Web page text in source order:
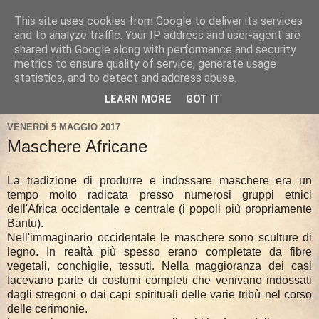
VENERDÌ 5 MAGGIO 2017
Maschere Africane
La tradizione di produrre e indossare maschere era un
tempo molto radicata presso numerosi gruppi etnici
dell'Africa occidentale e centrale (i popoli più propriamente
Bantu).
Nell'immaginario occidentale le maschere sono sculture di
legno. In realtà più spesso erano completate da fibre
vegetali, conchiglie, tessuti. Nella maggioranza dei casi
facevano parte di costumi completi che venivano indossati
dagli stregoni o dai capi spirituali delle varie tribù nel corso
delle cerimonie.
This site uses cookies from Google to deliver its services
and to analyze traffic. Your IP address and user-agent are
shared with Google along with performance and security
metrics to ensure quality of service, generate usage
statistics, and to detect and address abuse.
LEARN MORE GOT IT